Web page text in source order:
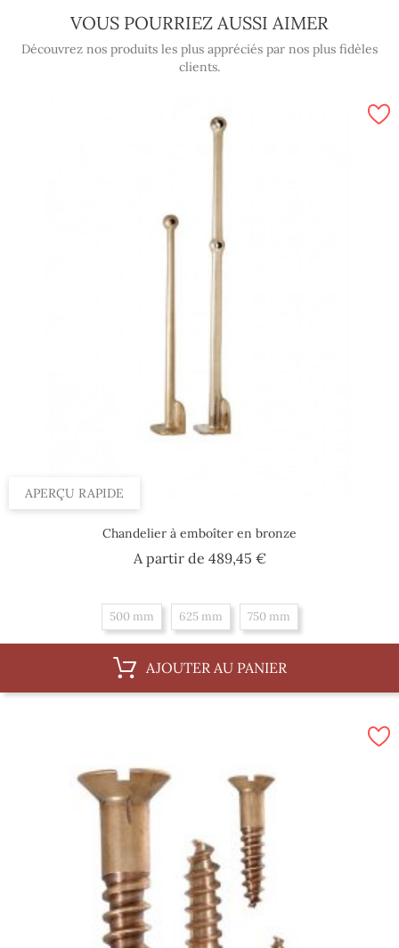
VOUS POURRIEZ AUSSI AIMER
Découvrez nos produits les plus appréciés par nos plus fidèles
clients.
APERÇU RAPIDE
Chandelier à emboîter en bronze
A partir de 489,45 €Prix
500 mm 625 mm 750 mm
AJOUTER AU PANIER